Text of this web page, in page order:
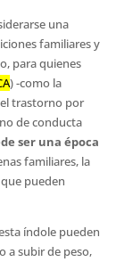
una
familiares y
para quienes
) -como la
trastorno por
de conducta
ser una época
familiares, la
pueden
índole pueden
a subir de peso,